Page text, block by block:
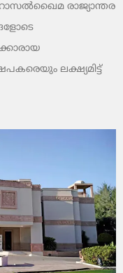
രാജ്യാന്തര
ലക്ഷ്യമിട്ട്